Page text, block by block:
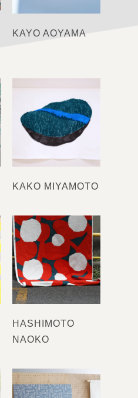
KAYO AOYAMA
KAKO MIYAMOTO
HASHIMOTO
NAOKO